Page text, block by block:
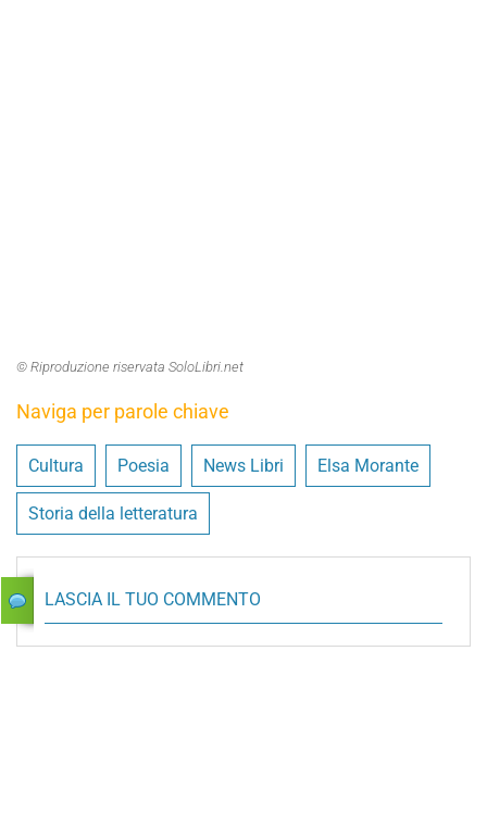
© Riproduzione riservata SoloLibri.net
Naviga per parole chiave
Cultura Poesia News Libri Elsa Morante
Storia della letteratura
LASCIA IL TUO COMMENTO